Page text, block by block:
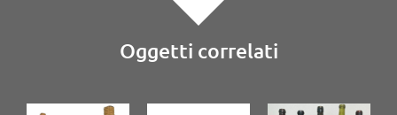
Oggetti correlati